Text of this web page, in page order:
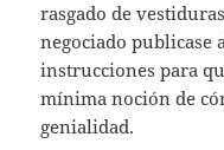
rasgado de
negociado publicase
instrucciones para
mínima noción de
genialidad.